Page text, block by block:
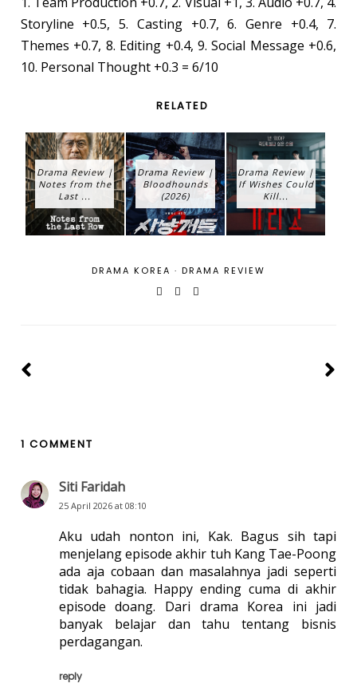
Storyline +0.5, 5. Casting +0.7, 6. Genre +0.4, 7.
Themes +0.7, 8. Editing +0.4, 9. Social Message +0.6,
10. Personal Thought +0.3 = 6/10
RELATED
Drama Review |
Notes from the
Last ...
Drama Review |
Bloodhounds
(2026)
Drama Review |
If Wishes Could
Kill...
DRAMA KOREA · DRAMA REVIEW
1 COMMENT
Siti Faridah
25 April 2026 at 08:10
Aku udah nonton ini, Kak. Bagus sih tapi
menjelang episode akhir tuh Kang Tae-Poong
ada aja cobaan dan masalahnya jadi seperti
tidak bahagia. Happy ending cuma di akhir
episode doang. Dari drama Korea ini jadi
banyak belajar dan tahu tentang bisnis
perdagangan.
reply